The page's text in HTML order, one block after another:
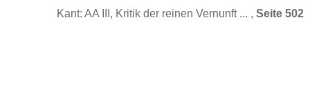
Kant: AA III, Kritik der reinen Vernunft ... , Seite 502